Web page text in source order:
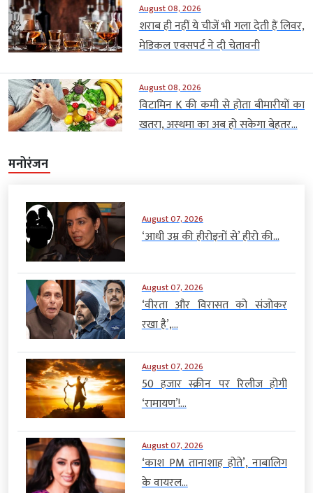
August 08, 2026
शराब ही नहीं ये चीजें भी गला देती हैं लिवर,
मेडिकल एक्सपर्ट ने दी चेतावनी
August 08, 2026
विटामिन K की कमी से होता बीमारीयों का
खतरा, अस्थमा का अब हो सकेगा बेहतर...
मनोरंजन
August 07, 2026
‘आधी उम्र की हीरोइनों से’ हीरो की...
August 07, 2026
‘वीरता और विरासत को संजोकर
रखा है’,...
August 07, 2026
50 हजार स्क्रीन पर रिलीज होगी
‘रामायण’!...
August 07, 2026
‘काश PM तानाशाह होते’, नाबालिग
के वायरल...